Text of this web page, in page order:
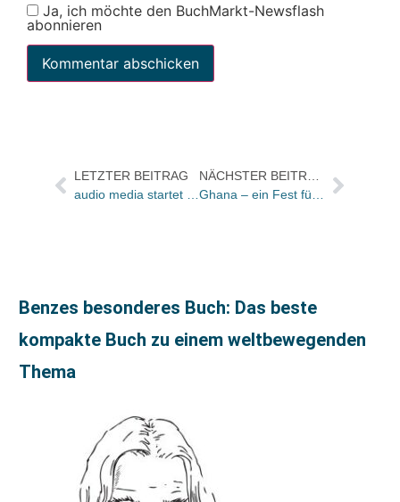
Ja, ich möchte den BuchMarkt-Newsflash
abonnieren
LETZTER BEITRAG
Benzes besonderes Buch: Das beste
kompakte Buch zu einem weltbewegenden
Thema